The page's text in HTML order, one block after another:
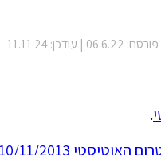
06.6.22 | עודכן: 11.11.24
.
10/11/2013